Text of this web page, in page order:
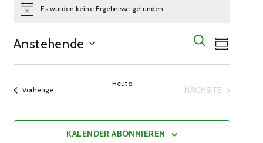
NoticeEs wurden keine Ergebnisse gefunden.
Suche
und
Navigation
SUCHE
Anstehende
Select
VorherigeVeranstaltungen
Heute
NÄCHSTE
KALENDER ABONNIEREN